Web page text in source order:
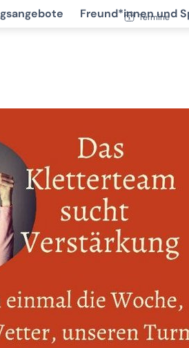
Termine
Freund*innen und